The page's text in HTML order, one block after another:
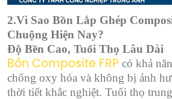
2.Vì Sao Bồn Lắp Ghép
Chuộng Hiện Nay?
Độ Bền Cao, Tuổi Thọ Lâu Dài
Bồn Composite FRP có khả
chống oxy hóa và không bị ảnh
thời tiết khắc nghiệt. Tuổi thọ